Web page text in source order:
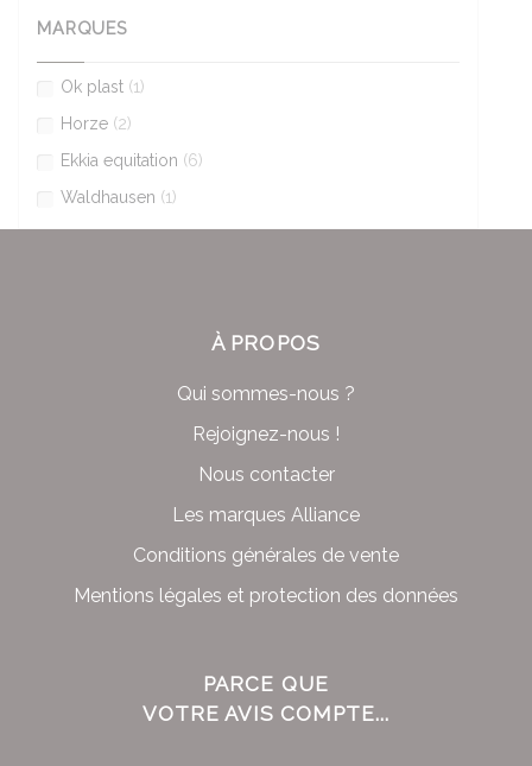
MARQUES
Ok plast (1)
Horze (2)
Ekkia equitation (6)
Waldhausen (1)
À PROPOS
Qui sommes-nous ?
Rejoignez-nous !
Nous contacter
Les marques Alliance
Conditions générales de vente
Mentions légales et protection des données
PARCE QUE
VOTRE AVIS COMPTE...